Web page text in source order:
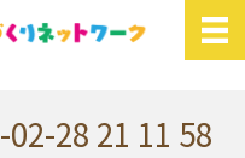
28 21 11 58